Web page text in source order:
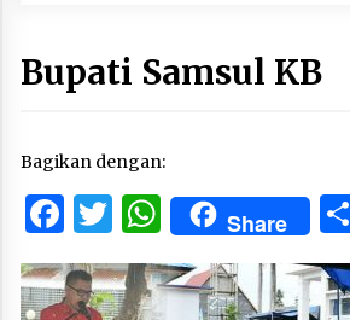
Bupati Samsul KB
Bagikan dengan:
Facebook
Twitter
WhatsApp
Share